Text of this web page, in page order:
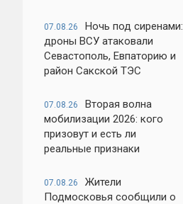
07.08.26
Ночь под сиренами:
дроны ВСУ атаковали
Севастополь, Евпаторию и
район Сакской ТЭС
07.08.26
Вторая волна
мобилизации 2026: кого
призовут и есть ли
реальные признаки
07.08.26
Жители
Подмосковья сообщили о